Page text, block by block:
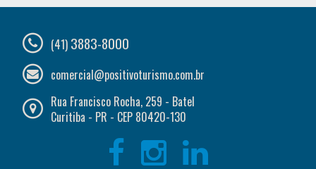
(41) 3883-8000
comercial@positivoturismo.com.br
Rua Francisco Rocha, 259 - Batel
Curitiba - PR - CEP 80420-130